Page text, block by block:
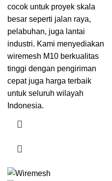
cocok untuk proyek skala
besar seperti jalan raya,
pelabuhan, juga lantai
industri. Kami menyediakan
wiremesh M10 berkualitas
tinggi dengan pengiriman
cepat juga harga terbaik
untuk seluruh wilayah
Indonesia.